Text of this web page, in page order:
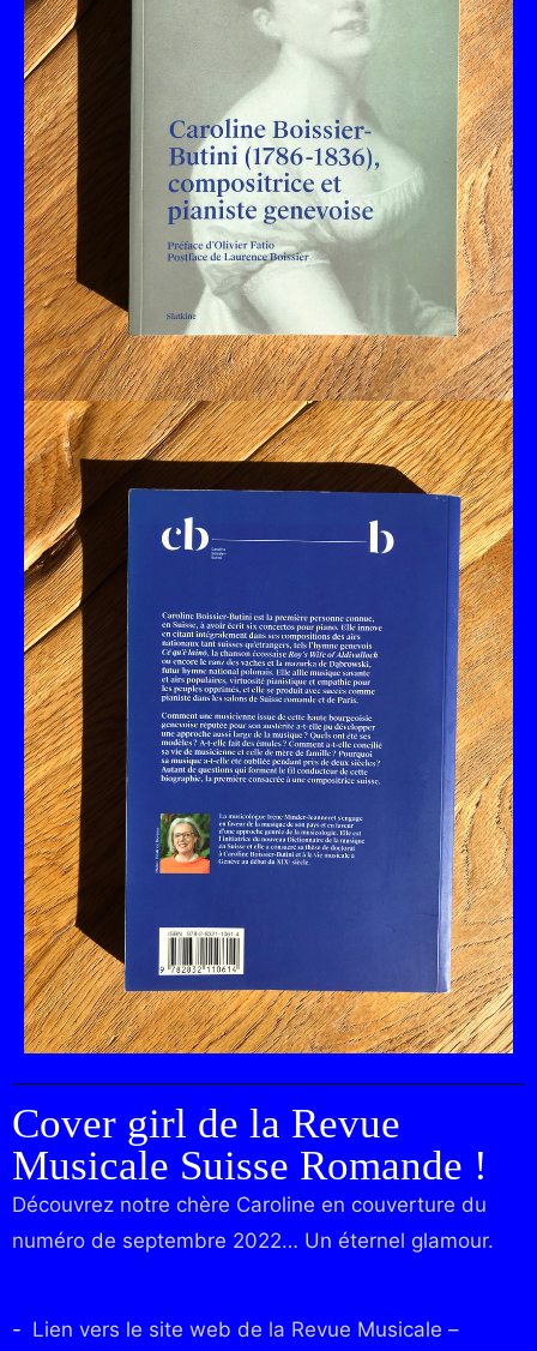
Cover girl de la Revue
Musicale Suisse Romande !
Découvrez notre chère Caroline en couverture du
numéro de septembre 2022… Un éternel glamour.
Lien vers le site web de la Revue Musicale –